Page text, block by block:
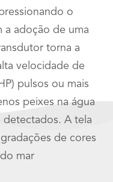
o
a adoção de uma
torna a
velocidade de
pulsos ou mais
peixes na água
detectados. A tela
de cores
mar